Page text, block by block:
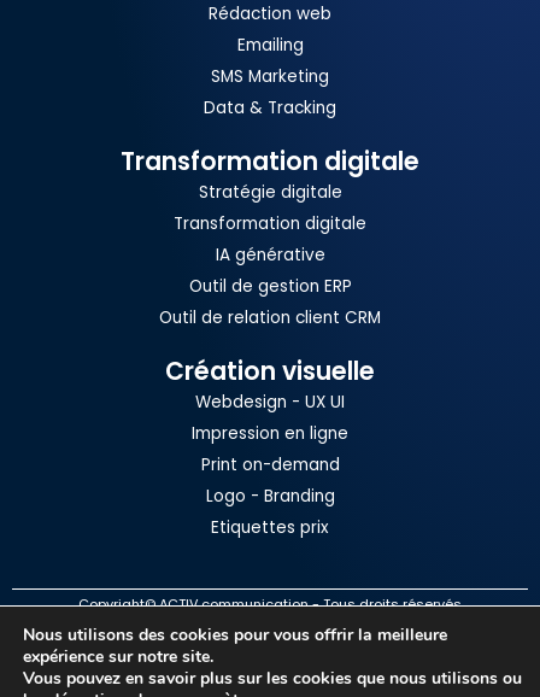
Rédaction web
Emailing
SMS Marketing
Data & Tracking
Transformation digitale
Stratégie digitale
Transformation digitale
IA générative
Outil de gestion ERP
Outil de relation client CRM
Création visuelle
Webdesign - UX UI
Impression en ligne
Print on-demand
Logo - Branding
Etiquettes prix
Copyright© ACTIV communication - Tous droits réservés
Mentions légales
Politique de confidentialité
Nous utilisons des cookies pour vous offrir la meilleure
expérience sur notre site.
Vous pouvez en savoir plus sur les cookies que nous utilisons ou